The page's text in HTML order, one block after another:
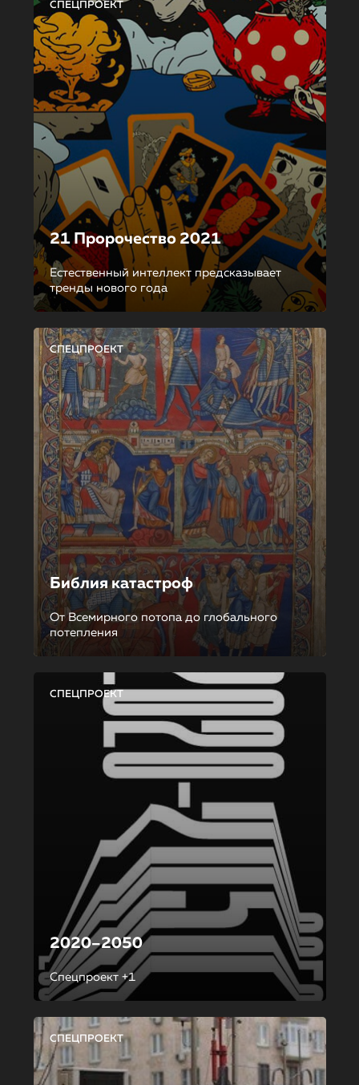
СПЕЦПРОЕКТ
21 Пророчество 2021
Естественный интеллект предсказывает
тренды нового года
СПЕЦПРОЕКТ
Библия катастроф
От Всемирного потопа до глобального
потепления
СПЕЦПРОЕКТ
2020–2050
Спецпроект +1
СПЕЦПРОЕКТ